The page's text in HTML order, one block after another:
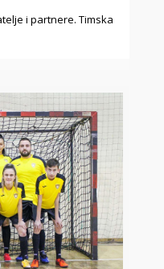
i partnere. Timska